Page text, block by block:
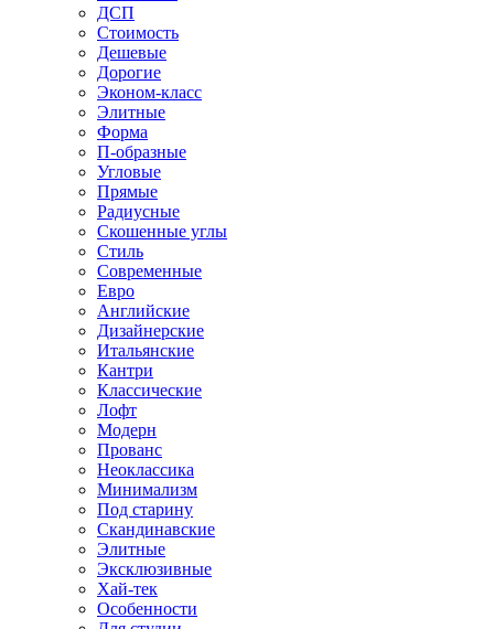
ДСП
Стоимость
Дешевые
Дорогие
Эконом-класс
Элитные
Форма
П-образные
Угловые
Прямые
Радиусные
Скошенные углы
Стиль
Современные
Евро
Английские
Дизайнерские
Итальянские
Кантри
Классические
Лофт
Модерн
Прованс
Неоклассика
Минимализм
Под старину
Скандинавские
Элитные
Эксклюзивные
Хай-тек
Особенности